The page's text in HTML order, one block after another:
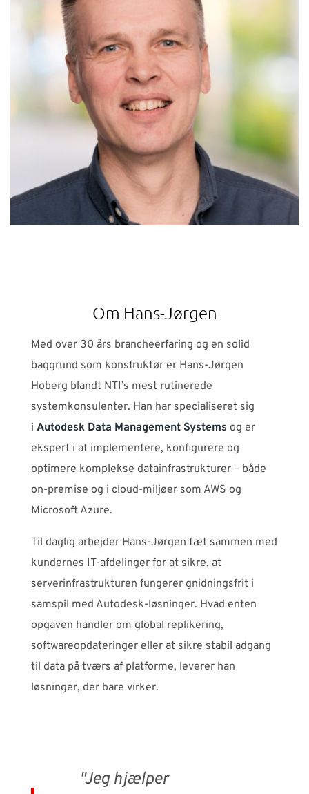
Om Hans-Jørgen
Med over 30 års brancheerfaring og en solid
baggrund som konstruktør er Hans-Jørgen
Hoberg blandt NTI’s mest rutinerede
systemkonsulenter. Han har specialiseret sig
i Autodesk Data Management Systems og er
ekspert i at implementere, konfigurere og
optimere komplekse datainfrastrukturer – både
on-premise og i cloud-miljøer som AWS og
Microsoft Azure.
Til daglig arbejder Hans-Jørgen tæt sammen med
kundernes IT-afdelinger for at sikre, at
serverinfrastrukturen fungerer gnidningsfrit i
samspil med Autodesk-løsninger. Hvad enten
opgaven handler om global replikering,
softwareopdateringer eller at sikre stabil adgang
til data på tværs af platforme, leverer han
løsninger, der bare virker.
"Jeg hjælper